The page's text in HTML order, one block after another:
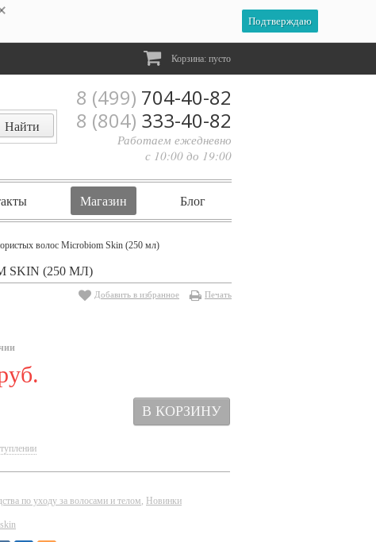
Подтверждаю
Корзина: пусто
8 (499) 704-40-82
8 (804) 333-40-82
Работаем ежедневно
с 10:00 до 19:00
Магазин Блог
волос Microbiom Skin (250 мл)
(250 МЛ)
Добавить в избранное Печать
по уходу за волосами и телом, Новинки